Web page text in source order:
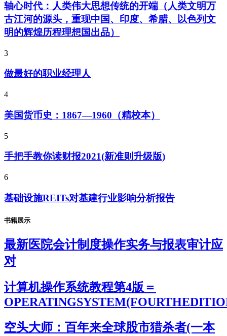
轴心时代：人类伟大思想传统的开端（人类文明万
古江河的源头，重现中国、印度、希腊、以色列文
明的辉煌历程理想国出品）
3
做最好的职业经理人
4
美国货币史：1867—1960（精校本）
5
手把手教你读财报2021(新准则升级版)
6
基础设施REITs对基建行业影响分析报告
书籍展示
最新医院会计制度操作实务与报表审计应
对
计算机操作系统教程第4版＝
空头大师：百年来全球股市猎杀者(一本